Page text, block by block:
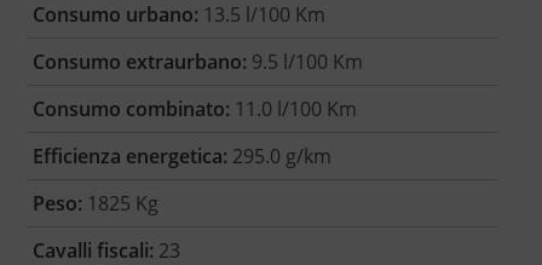
Consumo urbano: 13.5 l/100 Km
Consumo extraurbano: 9.5 l/100 Km
Consumo combinato: 11.0 l/100 Km
Efficienza energetica: 295.0 g/km
Peso: 1825 Kg
Cavalli fiscali: 23